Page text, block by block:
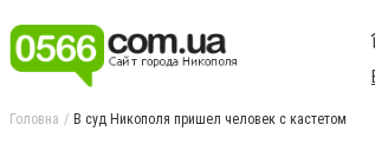
Головна В суд Никополя пришел человек с кастетом